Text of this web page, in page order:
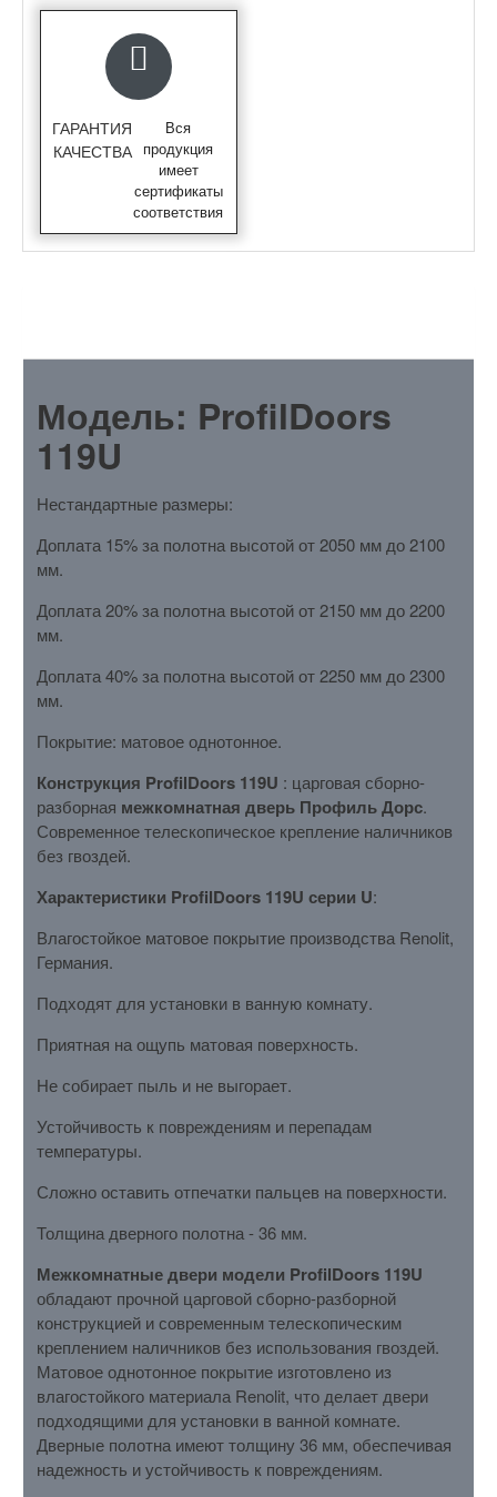
ГАРАНТИЯ
КАЧЕСТВА
Вся
продукция
имеет
сертификаты
соответствия
Модель: ProfilDoors
119U
Нестандартные размеры:
Доплата 15% за полотна высотой от 2050 мм до 2100
мм.
Доплата 20% за полотна высотой от 2150 мм до 2200
мм.
Доплата 40% за полотна высотой от 2250 мм до 2300
мм.
Покрытие: матовое однотонное.
Конструкция ProfilDoors 119U : царговая сборно-
разборная межкомнатная дверь Профиль Дорс.
Современное телескопическое крепление наличников
без гвоздей.
Характеристики ProfilDoors 119U серии U:
Влагостойкое матовое покрытие производства Renolit,
Германия.
Подходят для установки в ванную комнату.
Приятная на ощупь матовая поверхность.
Не собирает пыль и не выгорает.
Устойчивость к повреждениям и перепадам
температуры.
Сложно оставить отпечатки пальцев на поверхности.
Толщина дверного полотна - 36 мм.
Межкомнатные двери модели ProfilDoors 119U
обладают прочной царговой сборно-разборной
конструкцией и современным телескопическим
креплением наличников без использования гвоздей.
Матовое однотонное покрытие изготовлено из
влагостойкого материала Renolit, что делает двери
подходящими для установки в ванной комнате.
Дверные полотна имеют толщину 36 мм, обеспечивая
надежность и устойчивость к повреждениям.